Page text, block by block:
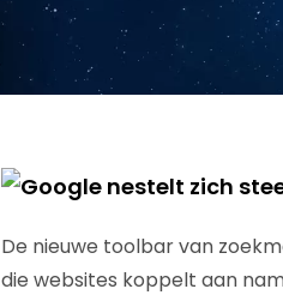
De nieuwe toolbar van
die websites koppelt aan